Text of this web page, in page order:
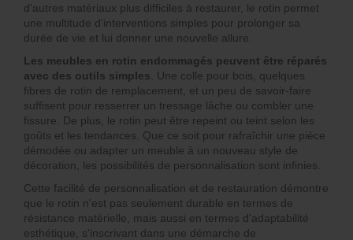
d'autres matériaux plus difficiles à restaurer, le rotin permet
une multitude d'interventions simples pour prolonger sa
durée de vie et lui donner une nouvelle allure.
Les meubles en rotin endommagés peuvent être réparés
avec des outils simples . Une colle pour bois, quelques
fibres de rotin de remplacement, et un peu de savoir-faire
suffisent pour resserrer un tressage lâche ou combler une
fissure. De plus, le rotin peut être repeint ou teint selon les
goûts et les tendances. Que ce soit pour rafraîchir une pièce
démodée ou adapter un meuble à un nouveau style de
décoration, les possibilités de personnalisation sont infinies.
Cette facilité de personnalisation et de restauration démontre
que le rotin n'est pas seulement durable en termes de
résistance matérielle, mais aussi en termes d'adaptabilité
esthétique, s'inscrivant dans une démarche de